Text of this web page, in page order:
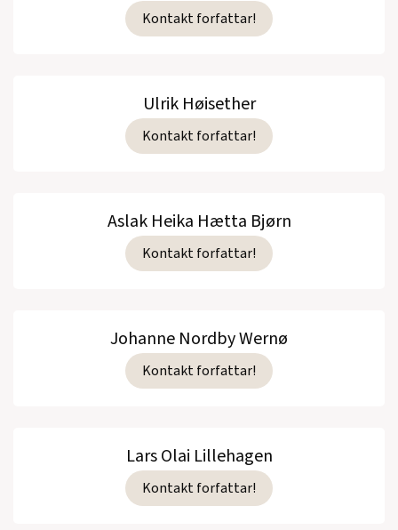
Kontakt forfattar!
Ulrik Høisether
Kontakt forfattar!
Aslak Heika Hætta Bjørn
Kontakt forfattar!
Johanne Nordby Wernø
Kontakt forfattar!
Lars Olai Lillehagen
Kontakt forfattar!